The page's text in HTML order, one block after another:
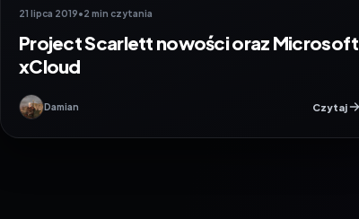
21 lipca 2019•2 min czytania
Project Scarlett nowości oraz Microsoft
xCloud
Damian Czytaj